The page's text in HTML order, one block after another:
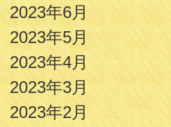
2023年6月
2023年5月
2023年4月
2023年3月
2023年2月